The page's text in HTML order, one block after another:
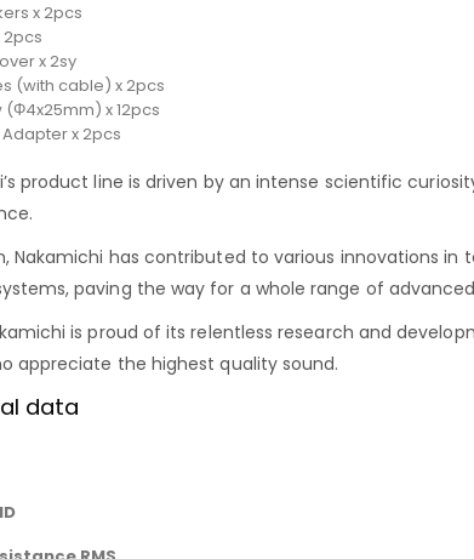
x 2pcs
2pcs
x 2sy
(with cable) x 2pcs
(Φ4x25mm) x 12pcs
x 2pcs
product line is driven by an intense scientific
Nakamichi has contributed to various innovations
paving the way for a whole range of
is proud of its relentless research and
appreciate the highest quality sound.
data